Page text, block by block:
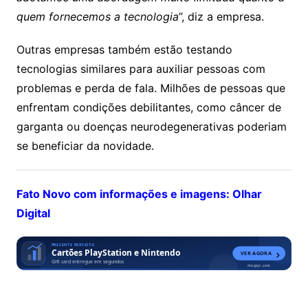
quem fornecemos a tecnologia”, diz a empresa.
Outras empresas também estão testando
tecnologias similares para auxiliar pessoas com
problemas e perda de fala. Milhões de pessoas que
enfrentam condições debilitantes, como câncer de
garganta ou doenças neurodegenerativas poderiam
se beneficiar da novidade.
Fato Novo com informações e imagens: Olhar
Digital